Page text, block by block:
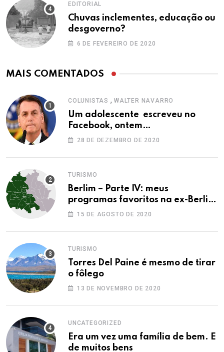
EDITORIAL
Chuvas inclementes, educação ou
desgoverno?
6 DE FEVEREIRO DE 2020
MAIS COMENTADOS
COLUNISTAS , WALTER NAVARRO
Um adolescente escreveu no
Facebook, ontem…
28 DE DEZEMBRO DE 2020
TURISMO
Berlim – Parte IV: meus
programas favoritos na ex-Berlim
Ocidental
15 DE AGOSTO DE 2020
TURISMO
Torres Del Paine é mesmo de tirar
o fôlego
13 DE NOVEMBRO DE 2020
UNCATEGORIZED
Era um vez uma família de bem. E
de muitos bens